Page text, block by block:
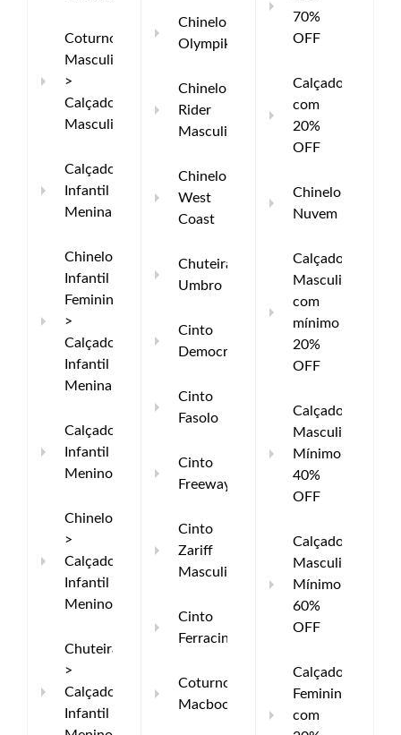
Coturno
Masculino
>
Calçados
Masculinos
Calçados
Infantil
Menina
Chinelo
Infantil
Feminino
>
Calçados
Infantil
Menina
Calçados
Infantil
Menino
Chinelos
>
Calçados
Infantil
Menino
Chuteiras
>
Calçados
Infantil
Chinelo
Olympikus
Chinelo
Rider
Masculino
Chinelo
West
Coast
Chuteira
Umbro
Cinto
Democrata
Cinto
Fasolo
Cinto
Freeway
Cinto
Zariff
Masculino
Cinto
Ferracini
Coturno
Macboot
70%
OFF
Calçados
com
20%
OFF
Chinelo
Nuvem
Calçados
Masculinos
com
mínimo
20%
OFF
Calçados
Masculinos
Mínimo
40%
OFF
Calçados
Masculinos
Mínimo
60%
OFF
Calçados
Femininos
com